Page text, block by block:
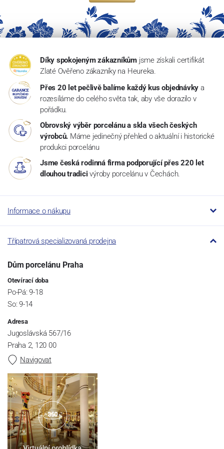
Díky spokojeným zákazníkům jsme získali certifikát
Zlaté Ověřeno zákazníky na Heureka.
Přes 20 let pečlivě balíme každý kus objednávky a
rozesíláme do celého světa tak, aby vše dorazilo v
pořádku.
Obrovský výběr porcelánu a skla všech českých
výrobců. Máme jedinečný přehled o aktuální i historické
produkci porcelánu
Jsme česká rodinná firma podporující přes 220 let
dlouhou tradici výroby porcelánu v Čechách.
Informace o nákupu
Třípatrová specializovaná prodejna
Dům porcelánu Praha
Otevírací doba
Po-Pá: 9-18
So: 9-14
Adresa
Jugoslávská 567/16
Praha 2, 120 00
Navigovat